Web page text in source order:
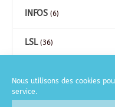
Nous utilisons des cookies
service.
INFOS (6)
LSL(36)
COURSE A PIED(2)